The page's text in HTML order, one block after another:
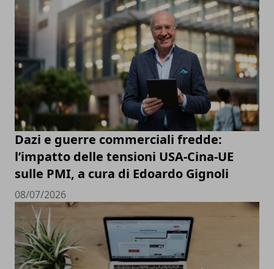
Dazi e guerre commerciali fredde:
l’impatto delle tensioni USA-Cina-UE
sulle PMI, a cura di Edoardo Gignoli
08/07/2026